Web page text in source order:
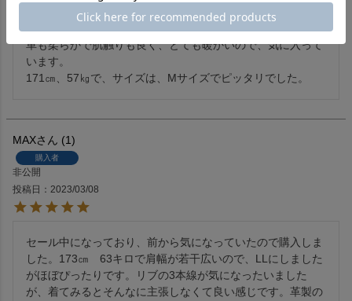
羽織ってみて、レザーコートなのに凄く軽くてびっくりしま
した。
革も柔らかで肌触りも良く、とても暖かいので、気に入って
います。
171㎝、57㎏で、サイズは、Mサイズでピッタリでした。
MAX 1
購入者
非公開
投稿日
2023/03/08
セール中になっており、前から気になっていたので購入しま
した。173㎝　63キロで肩幅が若干広いので、LLにしました
がほぼぴったりです。リブの3本線が気になったいました
が、着てみるとそんなに主張しなくて良い感じです。革製の